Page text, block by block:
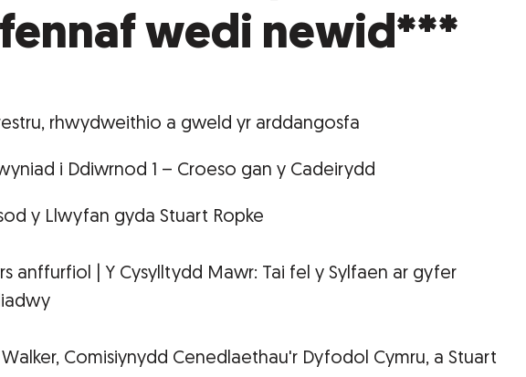
wedi newid***
rhwydweithio a gweld yr arddangosfa
i Ddiwrnod 1 – Croeso gan y Cadeirydd
y Llwyfan gyda Stuart Ropke
anffurfiol | Y Cysylltydd Mawr: Tai fel y Sylfaen ar gyfer
Comisiynydd Cenedlaethau'r Dyfodol Cymru, a Stuart